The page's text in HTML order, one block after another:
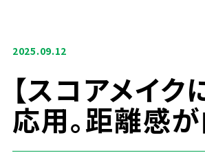
2025.09.12
【スコアメイ
応用。距離感